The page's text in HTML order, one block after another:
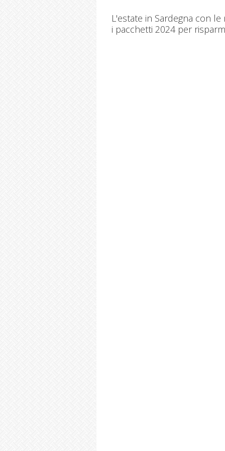
L'estate in Sardegna con
i pacchetti 2024 per